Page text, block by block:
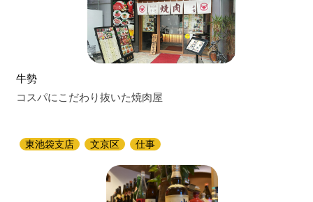
牛勢
コスパにこだわり抜いた焼肉屋
東池袋支店 文京区 仕事